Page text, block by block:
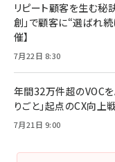
リピート顧客を生む秘
創」で顧客に“選ばれ
催】
7月22日 8:30
年間32万件超のVOCを
りごと」起点のCX向上
7月21日 9:00